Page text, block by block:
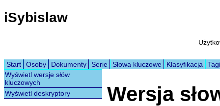
iSybislaw
Start Osoby Dokumenty Serie Słowa kluczowe Klasyfikacja
Tagi
Wyświetl wersje słów
kluczowych
Wyświetl deskryptory
Wersja